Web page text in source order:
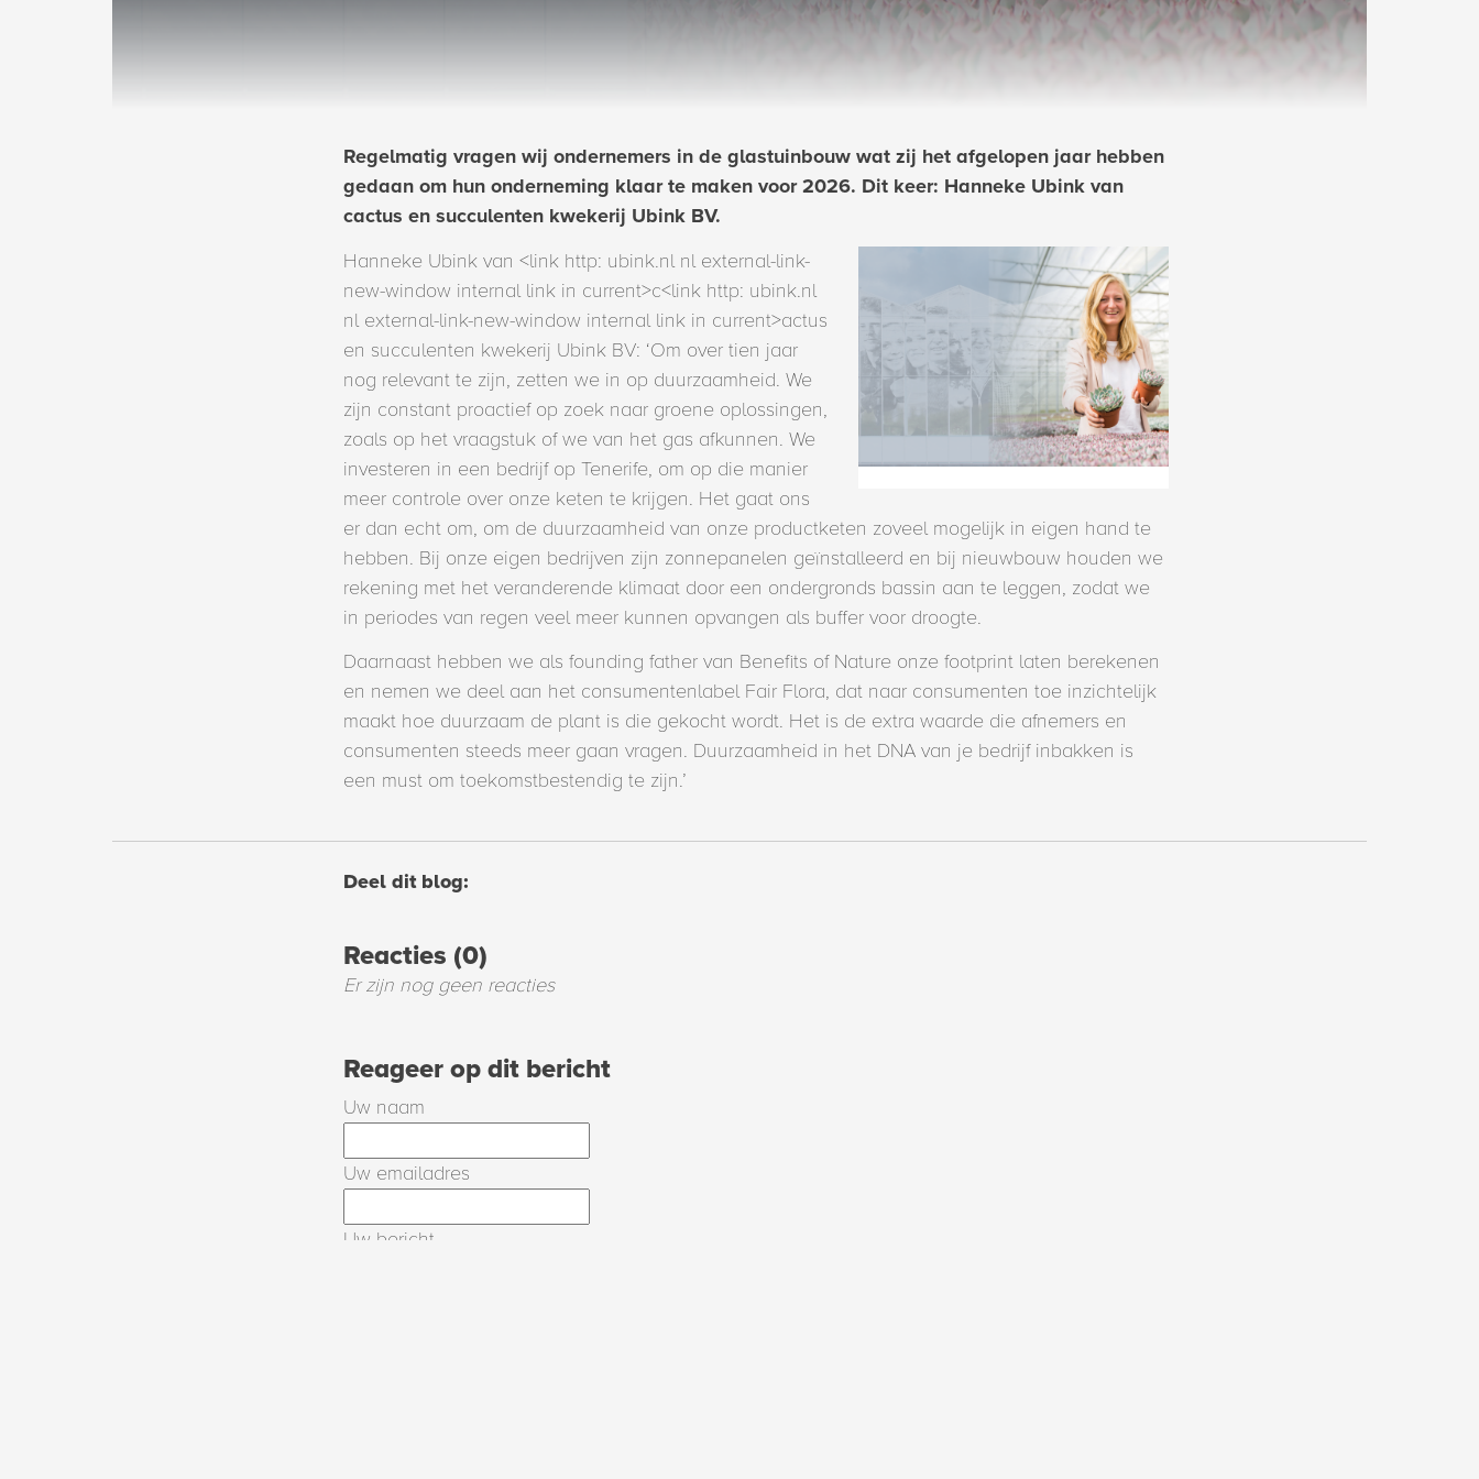
Regelmatig vragen wij ondernemers in de glastuinbouw wat zij het afgelopen jaar hebben
gedaan om hun onderneming klaar te maken voor 2026. Dit keer: Hanneke Ubink van
cactus en succulenten kwekerij Ubink BV.
Hanneke Ubink van <link http: ubink.nl nl external-link-
new-window internal link in current>c<link http: ubink.nl
nl external-link-new-window internal link in current>actus
en succulenten kwekerij Ubink BV: ‘Om over tien jaar
nog relevant te zijn, zetten we in op duurzaamheid. We
zijn constant proactief op zoek naar groene oplossingen,
zoals op het vraagstuk of we van het gas afkunnen. We
investeren in een bedrijf op Tenerife, om op die manier
meer controle over onze keten te krijgen. Het gaat ons
er dan echt om, om de duurzaamheid van onze productketen zoveel mogelijk in eigen hand te
hebben. Bij onze eigen bedrijven zijn zonnepanelen geïnstalleerd en bij nieuwbouw houden we
rekening met het veranderende klimaat door een ondergronds bassin aan te leggen, zodat we
in periodes van regen veel meer kunnen opvangen als buffer voor droogte.
Daarnaast hebben we als founding father van Benefits of Nature onze footprint laten berekenen
en nemen we deel aan het consumentenlabel Fair Flora, dat naar consumenten toe inzichtelijk
maakt hoe duurzaam de plant is die gekocht wordt. Het is de extra waarde die afnemers en
consumenten steeds meer gaan vragen. Duurzaamheid in het DNA van je bedrijf inbakken is
een must om toekomstbestendig te zijn.’
Deel dit blog:
Reacties (0)
Er zijn nog geen reacties
Reageer op dit bericht
Uw naam
Uw emailadres
Uw bericht